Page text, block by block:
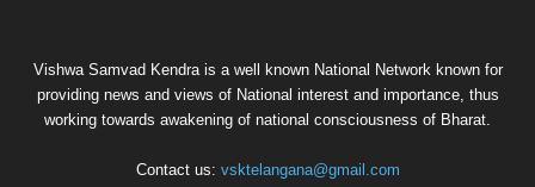
Vishwa Samvad Kendra is a well known National Network known for
providing news and views of National interest and importance, thus
working towards awakening of national consciousness of Bharat.
Contact us: vsktelangana@gmail.com